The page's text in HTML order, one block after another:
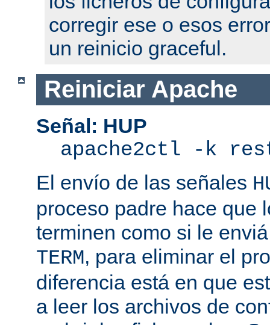
corregir ese o esos
un reinicio graceful.
Reiniciar Apache
Señal: HUP
apache2ctl -k
El envío de las señales
proceso padre hace que
terminen como si le
TERM, para eliminar el
diferencia está en que
a leer los archivos de